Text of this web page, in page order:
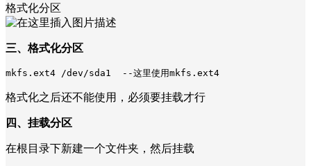
格式化分区
三、格式化分区
mkfs.ext4 /dev/sda1  --这里使用mkfs.ext4
格式化之后还不能使用，必须要挂载才行
四、挂载分区
在根目录下新建一个文件夹，然后挂载